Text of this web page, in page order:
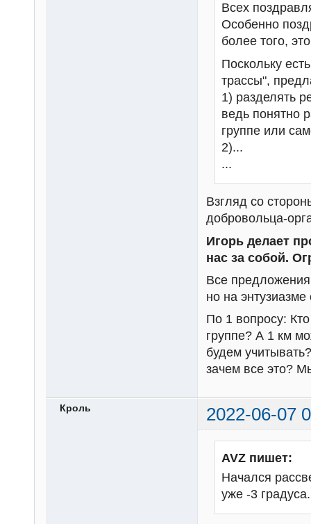
Всех
Особенно
более того,
Поскольку
трассы",
1) разделять
ведь понятно
группе или
2)...
...
Взгляд со
добровольца-
Игорь делает
нас за собой.
Все
но на
По 1 вопросу:
группе? А 1 км
будем
зачем все это?
Кроль 2022-06-07
AVZ пишет:
Начался
уже -3 градуса.